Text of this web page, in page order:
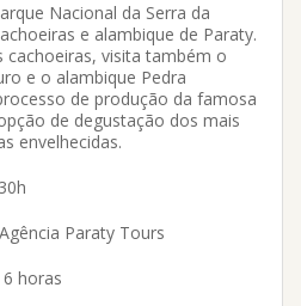
Nacional da Serra da
e alambique de Paraty.
cachoeiras, visita também o
e o alambique Pedra
de produção da famosa
de degustação dos mais
envelhecidas.
Agência Paraty Tours
6 horas